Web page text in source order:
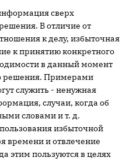
сверх
В отличие от
к делу, избыточная
к принятию конкретного
в данный момент
решения. Примерами
служить - ненужная
случаи, когда об
словами и т. д.
избыточной
времени и отвлечение
этим пользуются в целях